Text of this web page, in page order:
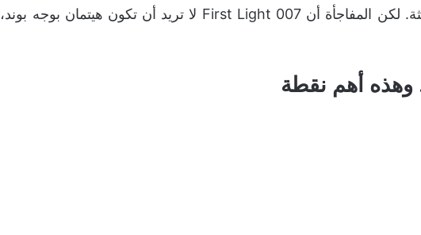
الخبرة المثالية لبناء لعبة جيمس بوند حديثة. لكن المفاجأة أن 007 First Light لا تريد أن تكون هيتمان بوجه بوند،
وهذه أهم نقطة